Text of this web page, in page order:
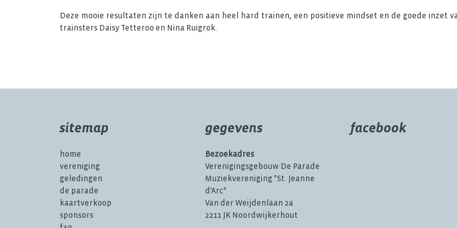
Deze mooie resultaten zijn te danken aan heel hard trainen, een positieve mindset en de goede inzet
trainsters Daisy Tetteroo en Nina Ruigrok.
sitemap
home
vereniging
geledingen
de parade
kaartverkoop
sponsors
gegevens
Bezoekadres
Verenigingsgebouw De Parade
Muziekvereniging "St. Jeanne
d'Arc"
Van der Weijdenlaan 2a
2211 JK Noordwijkerhout
facebook